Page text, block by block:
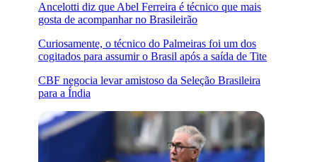
Ancelotti diz que Abel Ferreira é técnico que mais
gosta de acompanhar no Brasileirão
Curiosamente, o técnico do Palmeiras foi um dos
cogitados para assumir o Brasil após a saída de Tite
CBF negocia levar amistoso da Seleção Brasileira
para a Índia